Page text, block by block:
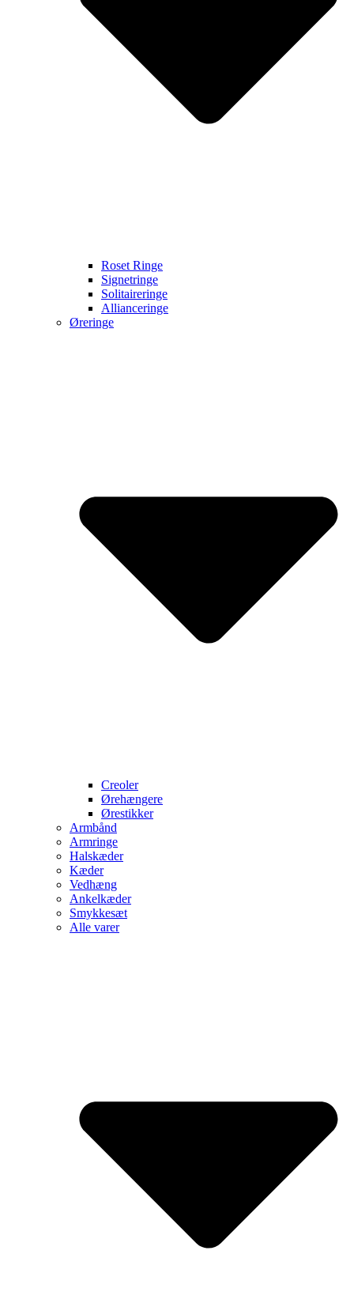
Roset Ringe
Signetringe
Solitaireringe
Allianceringe
Øreringe
Creoler
Ørehængere
Ørestikker
Armbånd
Armringe
Halskæder
Kæder
Vedhæng
Ankelkæder
Smykkesæt
Alle varer